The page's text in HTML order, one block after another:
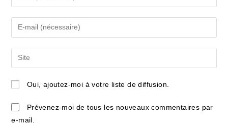
your
name
comment
Enter
your
email
address
comment
Saisir
l’URL
de
site
(facultatif)
Oui, ajoutez-moi à votre liste de diffusion.
Prévenez-moi de tous les nouveaux commentaires par
e-mail.